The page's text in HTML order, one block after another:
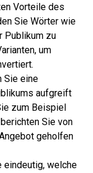
Vorteile des
Sie Wörter wie
Publikum zu
um
Sie eine
aufgreift
zum Beispiel
Sie von
geholfen
eindeutig, welche